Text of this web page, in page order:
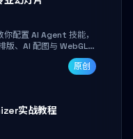
配置 AI Agent 技能，
版、AI 配图与 WebGL
10 分钟即可产出可投
原创
实战教程